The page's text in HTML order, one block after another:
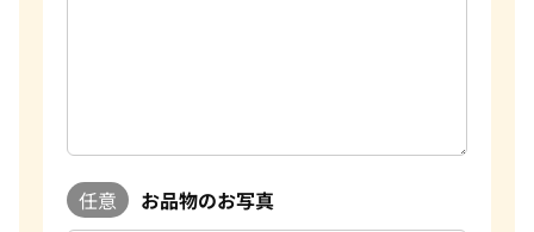
任意 お品物のお写真